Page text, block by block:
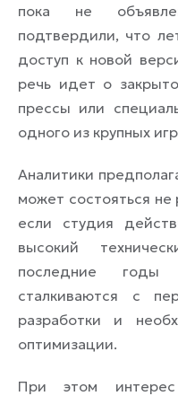
пока не
подтвердили, что
доступ к новой
речь идет о
прессы или
одного из крупных
Аналитики
может состояться
если студия
высокий
последние
сталкиваются с
разработки и
оптимизации.
При этом